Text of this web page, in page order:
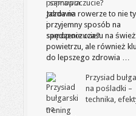
i samopoczucie?
Jazda na rowerze to nie
przyjemny sposób na
spędzenie czasu na
powietrzu, ale również
do lepszego zdrowia …
Przysiad
na pośladki –
technika,
trening